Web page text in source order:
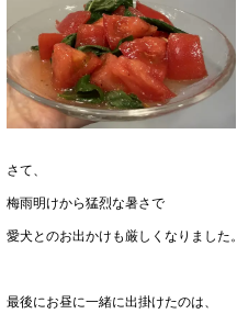
さて、
梅雨明けから猛烈な暑さで
愛犬とのお出かけも厳しくなりました。
最後にお昼に一緒に出掛けたのは、